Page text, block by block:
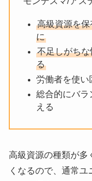
高級資源を
に
不足しがち
る
労働者を使い
総合的にバラ
える
高級資源の種類が多
くなるので、通常